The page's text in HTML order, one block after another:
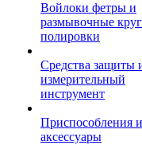
Войлоки фетры и
размывочные
полировки
Средства защиты
измерительный
инструмент
Приспособления и
аксессуары